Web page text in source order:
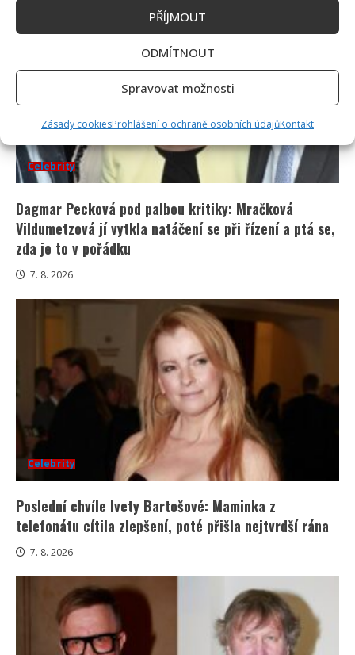
PŘÍJMOUT
ODMÍTNOUT
Spravovat možnosti
Zásady cookiesProhlášení o ochraně osobních údajůKontakt
Celebrity
Dagmar Pecková pod palbou kritiky: Mračková
Vildumetzová jí vytkla natáčení se při řízení a ptá se,
zda je to v pořádku
7. 8. 2026
Celebrity
Poslední chvíle Ivety Bartošové: Maminka z
telefonátu cítila zlepšení, poté přišla nejtvrdší rána
7. 8. 2026